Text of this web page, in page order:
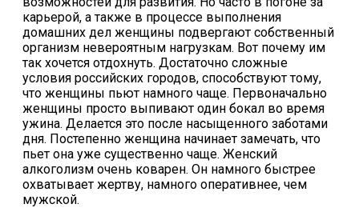
карьерой, а также в процессе выполнения
домашних дел женщины подвергают собственный
организм невероятным нагрузкам. Вот почему им
так хочется отдохнуть. Достаточно сложные
условия российских городов, способствуют тому,
что женщины пьют намного чаще. Первоначально
женщины просто выпивают один бокал во время
ужина. Делается это после насыщенного заботами
дня. Постепенно женщина начинает замечать, что
пьет она уже существенно чаще. Женский
алкоголизм очень коварен. Он намного быстрее
охватывает жертву, намного оперативнее, чем
мужской.